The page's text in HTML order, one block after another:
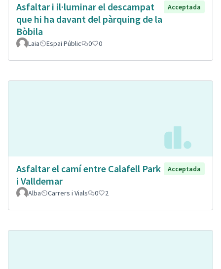
Asfaltar i il·luminar el descampat
que hi ha davant del pàrquing de la
Bòbila
Acceptada
Laia Espai Públic 0 0
Asfaltar el camí entre Calafell Park
i Valldemar
Acceptada
Alba Carrers i Vials 0 2